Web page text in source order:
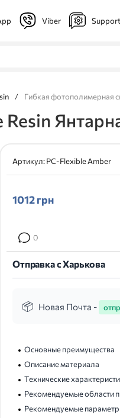
Viber Support
/ Гибкая фотополимерная
Артикул:PC-Flexible Amber
1012грн
0
Отправка с Харькова
Новая Почта -
Основные преимущества
Описание материала
Технические
Рекомендуемые области
Рекомендуемые